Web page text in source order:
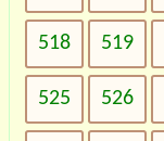
518 519
525 526